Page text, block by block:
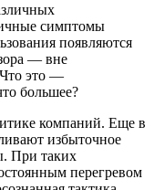
симптомы
появляются
— вне
Что это —
большее?
компаний. Еще в
избыточное
При таких
перегревом